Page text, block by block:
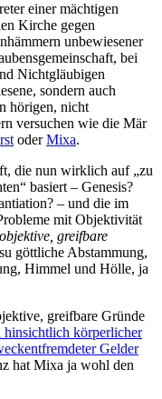
einer mächtigen
Kirche gegen
unbewiesener
bei
Nichtgläubigen
sondern auch
hörigen, nicht
versuchen wie die Mär
oderMixa.
die nun wirklich auf „zu
basiert – Genesis?
– und die im
mit Objektivität
objektive, greifbare
göttliche Abstammung,
Himmel und Hölle, ja
greifbare Gründe
hinsichtlich körperlicher
Gelder
hat Mixa ja wohl den